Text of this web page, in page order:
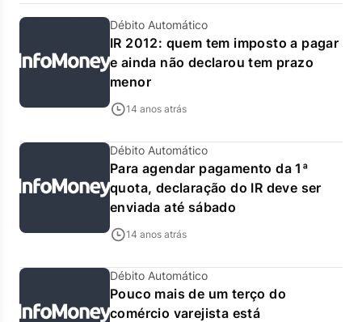
Débito Automático
IR 2012: quem tem imposto a pagar
e ainda não declarou tem prazo
menor
14 anos atrás
Débito Automático
Para agendar pagamento da 1ª
quota, declaração do IR deve ser
enviada até sábado
14 anos atrás
Débito Automático
Pouco mais de um terço do
comércio varejista está